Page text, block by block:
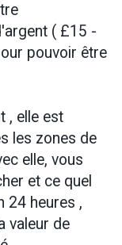
( £15 -
pouvoir être
, elle est
les zones de
elle, vous
et ce quel
24 heures ,
valeur de